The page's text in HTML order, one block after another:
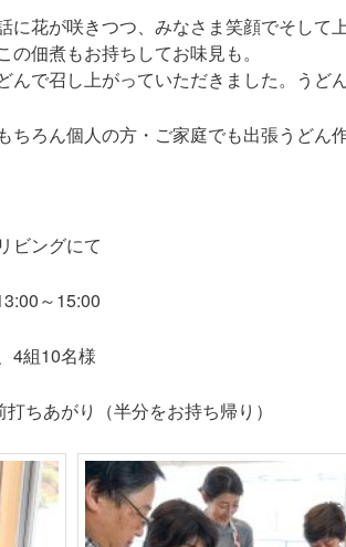
に花が咲きつつ、みなさま笑顔でそして
佃煮もお持ちしてお味見も。
んで召し上がっていただきました。うど
ちろん個人の方・ご家庭でも出張うどん
ビングにて
～15:00
4組10名様
ちあがり（半分をお持ち帰り）